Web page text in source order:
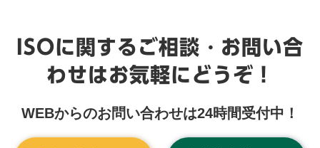
ISOに関するご相談・お問い合
わせはお気軽にどうぞ！
WEBからのお問い合わせは24時間受付中！